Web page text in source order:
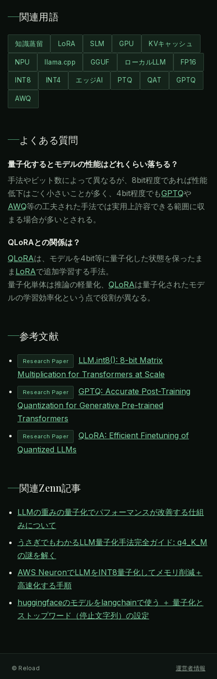
関連用語
知識蒸留 LoRA SLM GPU KVキャッシュ
NPU llama.cpp GGUF ローカルLLM FP16
INT8 INT4 エッジAI PTQ QAT GPTQ
AWQ
よくある質問
量子化するとモデルの性能はどれくらい落ちる？
手法やビット数によって異なるが、8bit程度であれば性能
低下はごく小さいことが多く、4bit程度でもGPTQや
AWQ等の工夫された手法では実用上許容できる範囲に収
まる場合が多いとされる。
QLoRAとの関係は？
QLoRAは、モデルを4bit等に量子化した状態を保ったま
ま LoRAで追加学習する手法。
量子化単体は推論の軽量化、 QLoRAは量子化されたモデ
ルの学習効率化という点で役割が異なる。
参考文献
Research Paper
LLM.int8(): 8-bit Matrix
Multiplication for Transformers at Scale
Research Paper
GPTQ: Accurate Post-Training
Quantization for Generative Pre-trained
Transformers
Research Paper
QLoRA: Efficient Finetuning of
Quantized LLMs
関連Zenn記事
LLMの重みの量子化でパフォーマンスが改善する仕組
みについて
うさぎでもわかるLLM量子化手法完全ガイド: q4_K_M
の謎を解く
AWS NeuronでLLMをINT8量子化してメモリ削減＋
高速化する手順
huggingfaceのモデルをlangchainで使う ＋ 量子化と
ストップワード（停止文字列）の設定
© Reload 運営者情報